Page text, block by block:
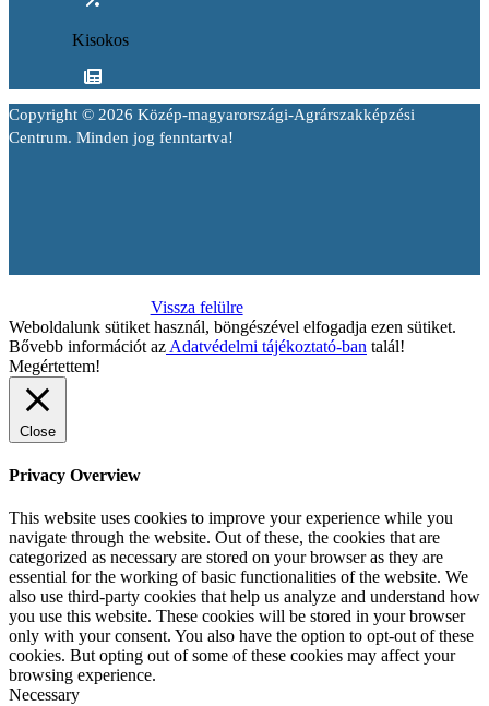
Kisokos
Copyright © 2026 Közép-magyarországi-Agrárszakképzési
Centrum. Minden jog fenntartva!
Vissza felülre
Weboldalunk sütiket használ, böngészével elfogadja ezen sütiket.
Bővebb információt az Adatvédelmi tájékoztató-ban talál!
Megértettem!
Close
Privacy Overview
This website uses cookies to improve your experience while you
navigate through the website. Out of these, the cookies that are
categorized as necessary are stored on your browser as they are
essential for the working of basic functionalities of the website. We
also use third-party cookies that help us analyze and understand how
you use this website. These cookies will be stored in your browser
only with your consent. You also have the option to opt-out of these
cookies. But opting out of some of these cookies may affect your
browsing experience.
Necessary